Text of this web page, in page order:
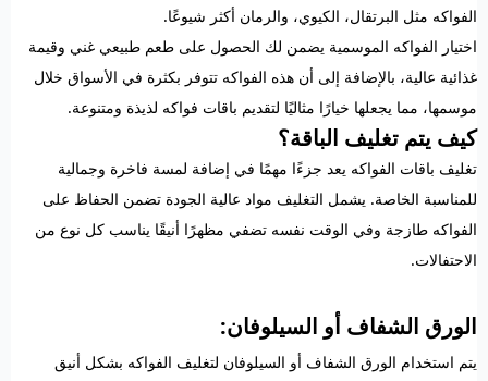
الفواكه مثل البرتقال، الكيوي، والرمان أكثر شيوعًا.
اختيار الفواكه الموسمية يضمن لك الحصول على طعم طبيعي غني وقيمة
غذائية عالية، بالإضافة إلى أن هذه الفواكه تتوفر بكثرة في الأسواق خلال
موسمها، مما يجعلها خيارًا مثاليًا لتقديم باقات فواكه لذيذة ومتنوعة.
كيف يتم تغليف الباقة؟
تغليف باقات الفواكه يعد جزءًا مهمًا في إضافة لمسة فاخرة وجمالية
للمناسبة الخاصة. يشمل التغليف مواد عالية الجودة تضمن الحفاظ على
الفواكه طازجة وفي الوقت نفسه تضفي مظهرًا أنيقًا يناسب كل نوع من
الاحتفالات.
الورق الشفاف أو السيلوفان:
يتم استخدام الورق الشفاف أو السيلوفان لتغليف الفواكه بشكل أنيق